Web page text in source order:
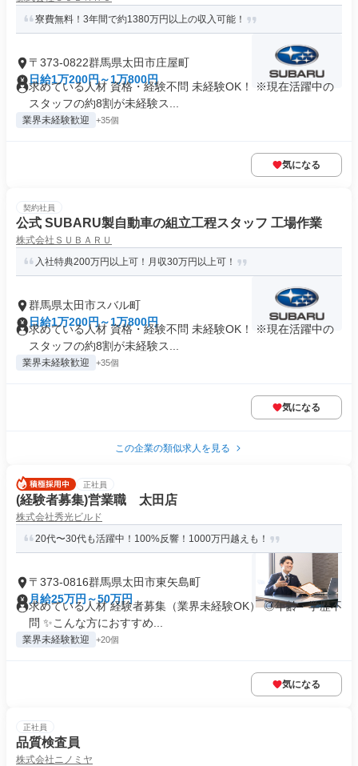
寮費無料！3年間で約1380万円以上の収入可能！
〒373-0822群馬県太田市庄屋町
日給1万200円～1万800円
求めている人材 資格・経験不問 未経験OK！ ※現在活躍中の
スタッフの約8割が未経験ス...
業界未経験歓迎 +35個
気になる
契約社員
公式 SUBARU製自動車の組立工程スタッフ 工場作業
株式会社ＳＵＢＡＲＵ
入社特典200万円以上可！月収30万円以上可！
群馬県太田市スバル町
日給1万200円～1万800円
求めている人材 資格・経験不問 未経験OK！ ※現在活躍中の
スタッフの約8割が未経験ス...
業界未経験歓迎 +35個
気になる
この企業の類似求人を見る
正社員
(経験者募集)営業職 太田店
株式会社秀光ビルド
20代〜30代も活躍中！100%反響！1000万円越えも！
〒373-0816群馬県太田市東矢島町
月給25万円～50万円
求めている人材 経験者募集（業界未経験OK） ◎年齢・学歴不
問 ✨こんな方におすすめ...
業界未経験歓迎 +20個
気になる
正社員
品質検査員
株式会社ニノミヤ